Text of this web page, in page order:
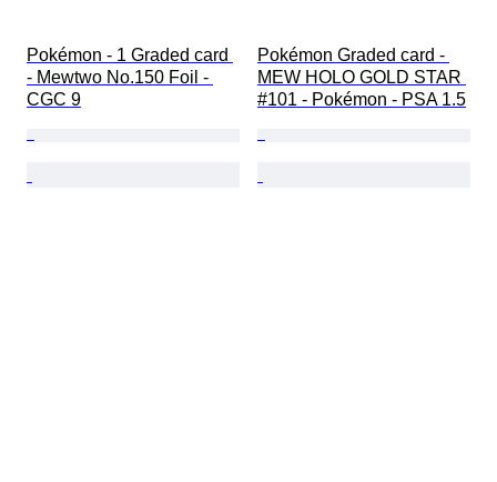
Pokémon - 1 Graded card
- Mewtwo No.150 Foil -
CGC 9
Pokémon Graded card -
MEW HOLO GOLD STAR
#101 - Pokémon - PSA 1.5